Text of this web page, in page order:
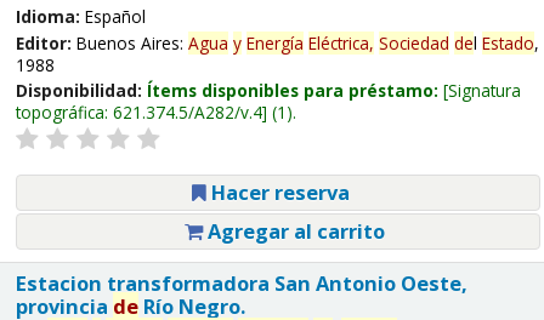
Idioma: Español
Editor: Buenos Aires: Agua y Energía Eléctrica, Sociedad del Estado,
1988
Disponibilidad: Ítems disponibles para préstamo: Signatura
topográfica: 621.374.5/A282/v.4 (1).
Hacer reserva
Agregar al carrito
Estacion transformadora San Antonio Oeste,
provincia deRío Negro.